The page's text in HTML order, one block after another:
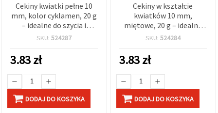
Cekiny kwiatki pełne 10
mm, kolor cyklamen, 20 g
– idealne do szycia i
dekoracji
SKU: 524287
3.83zł
DODAJ DO KOSZYKA
Cekiny w kształcie
kwiatków 10 mm,
miętowe, 20 g – idealne
do szycia, rękodzieła i
SKU: 524284
3.83zł
DODAJ DO KOSZYKA